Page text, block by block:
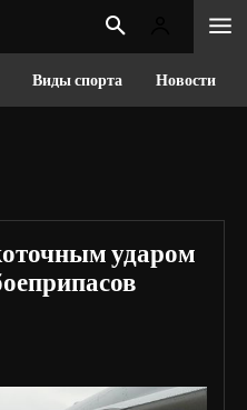
Виды спорта Новости
ударом